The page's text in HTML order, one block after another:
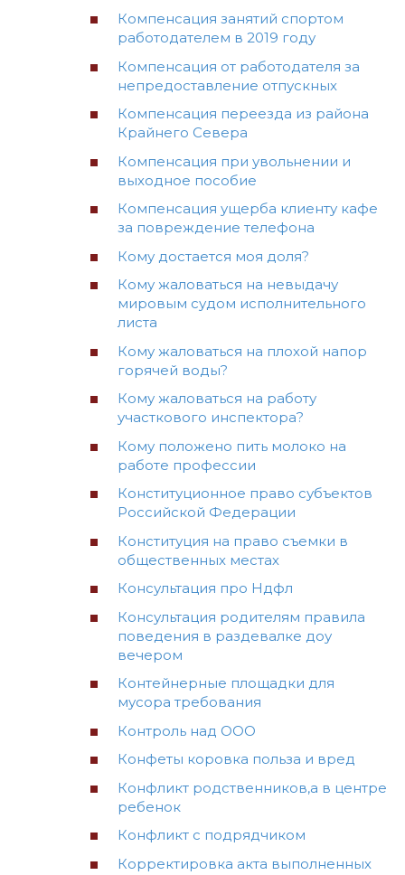
Компенсация занятий спортом
работодателем в 2019 году
Компенсация от работодателя за
непредоставление отпускных
Компенсация переезда из района
Крайнего Севера
Компенсация при увольнении и
выходное пособие
Компенсация ущерба клиенту кафе
за повреждение телефона
Кому достается моя доля?
Кому жаловаться на невыдачу
мировым судом исполнительного
листа
Кому жаловаться на плохой напор
горячей воды?
Кому жаловаться на работу
участкового инспектора?
Кому положено пить молоко на
работе профессии
Конституционное право субъектов
Российской Федерации
Конституция на право съемки в
общественных местах
Консультация про Ндфл
Консультация родителям правила
поведения в раздевалке доу
вечером
Контейнерные площадки для
мусора требования
Контроль над ООО
Конфеты коровка польза и вред
Конфликт родственников,а в центре
ребенок
Конфликт с подрядчиком
Корректировка акта выполненных